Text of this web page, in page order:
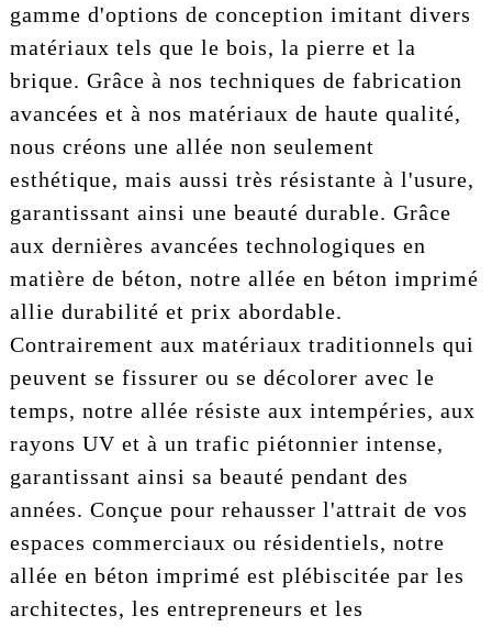
gamme d'options de conception imitant divers
matériaux tels que le bois, la pierre et la
brique. Grâce à nos techniques de fabrication
avancées et à nos matériaux de haute qualité,
nous créons une allée non seulement
esthétique, mais aussi très résistante à l'usure,
garantissant ainsi une beauté durable. Grâce
aux dernières avancées technologiques en
matière de béton, notre allée en béton imprimé
allie durabilité et prix abordable.
Contrairement aux matériaux traditionnels qui
peuvent se fissurer ou se décolorer avec le
temps, notre allée résiste aux intempéries, aux
rayons UV et à un trafic piétonnier intense,
garantissant ainsi sa beauté pendant des
années. Conçue pour rehausser l'attrait de vos
espaces commerciaux ou résidentiels, notre
allée en béton imprimé est plébiscitée par les
architectes, les entrepreneurs et les